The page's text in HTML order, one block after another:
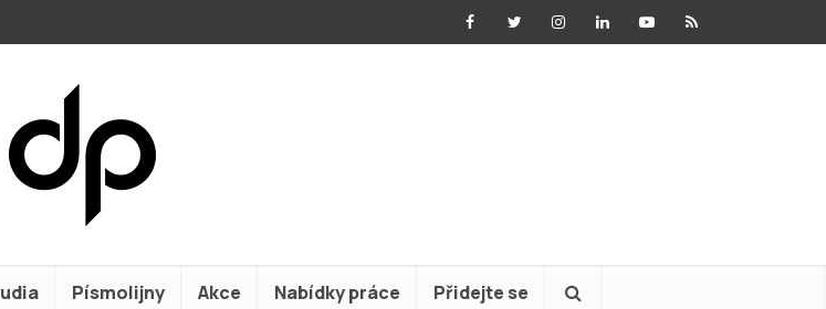
Písmolijny Akce Nabídky práce Přidejte se